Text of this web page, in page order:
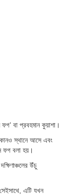
বা প্রবহমান কুয়াশা।
স্থানে আসে এবং
ফগ বলা হয়।
উঁচু
এটি যখন